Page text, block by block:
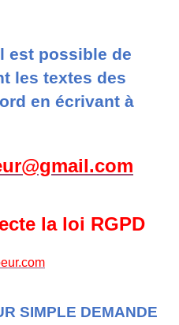
est possible de
les textes des
en écrivant à
la loi RGPD
SIMPLE DEMANDE